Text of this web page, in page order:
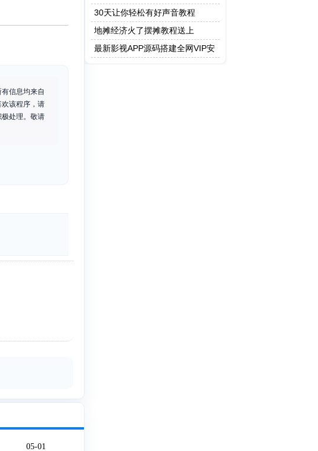
信息均来自
该程序，请
极处理。敬请
05-01
30天让你轻松有好声音教程
地摊经济火了摆摊教程送上
最新影视APP源码搭建全网VIP安
卓 Apicould非蓝鸟e4a 附成品app